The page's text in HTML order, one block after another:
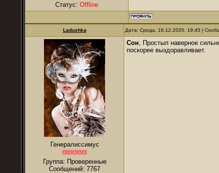
Статус: Offline
Ladushka Дата: Среда, 16.12.2020, 19:45 |
Генералиссимус
Группа: Проверенные
Сообщений: 7767
Сон, Простыл наверное
поскорее выздоравливает.